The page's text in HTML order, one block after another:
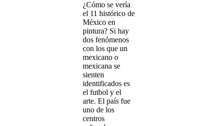
¿Cómo se vería
el 11 histórico de
México en
pintura? Si hay
dos fenómenos
con los que un
mexicano o
mexicana se
sienten
identificados es
el futbol y el
arte. El país fue
uno de los
centros